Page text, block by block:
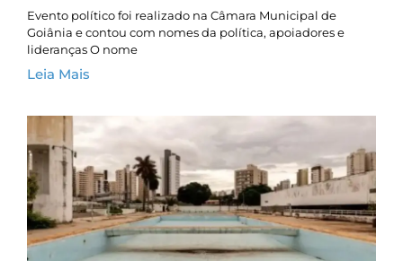
Evento político foi realizado na Câmara Municipal de
Goiânia e contou com nomes da política, apoiadores e
lideranças O nome
Leia Mais